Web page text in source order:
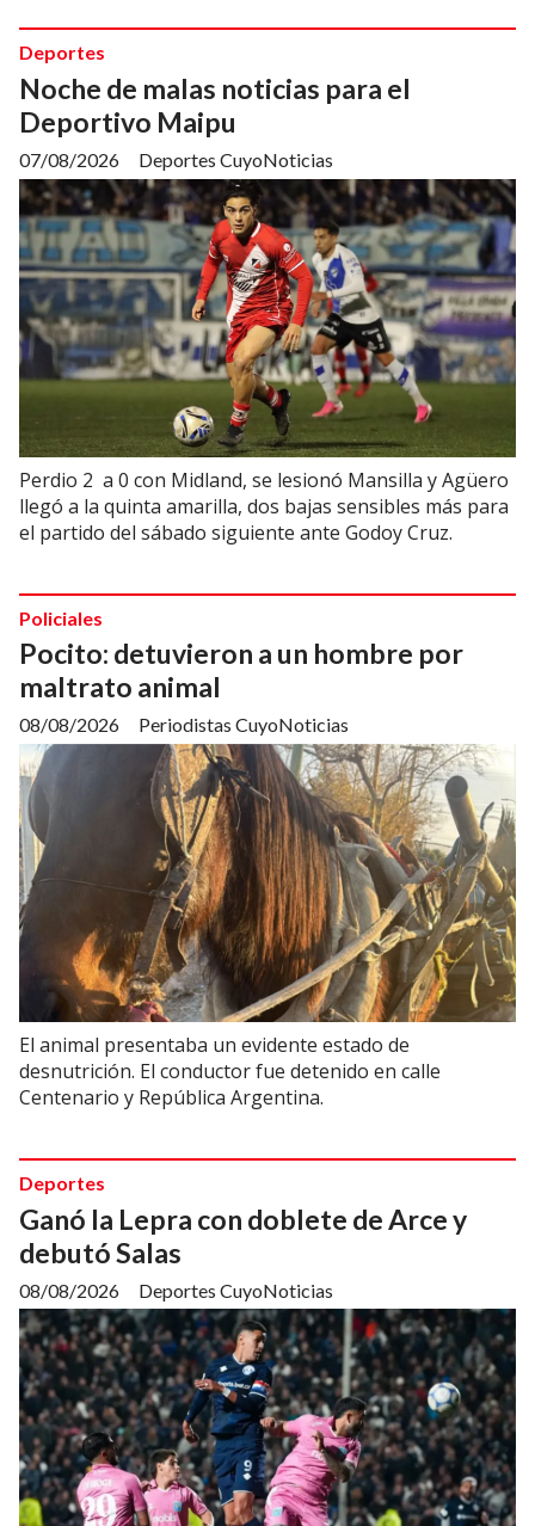
Noche de malas noticias para el
Deportivo Maipu
Deportes CuyoNoticias
Deportes
07/08/2026
Perdio 2 a 0 con Midland, se lesionó Mansilla y Agüero
llegó a la quinta amarilla, dos bajas sensibles más para
el partido del sábado siguiente ante Godoy Cruz.
Pocito: detuvieron a un hombre por
maltrato animal
Periodistas CuyoNoticias
Policiales
08/08/2026
El animal presentaba un evidente estado de
desnutrición. El conductor fue detenido en calle
Centenario y República Argentina.
Ganó la Lepra con doblete de Arce y
debutó Salas
Deportes CuyoNoticias
Deportes
08/08/2026